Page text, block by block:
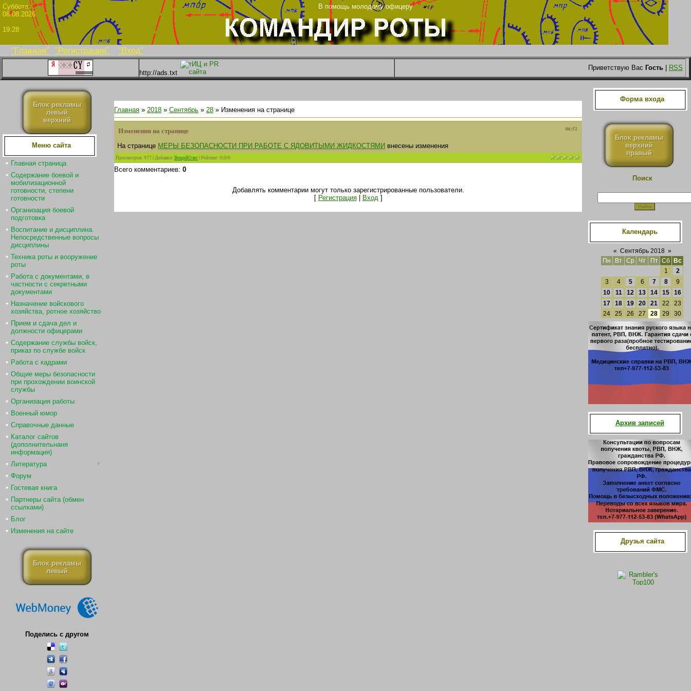
"Главная" "Регистрация" "Вход"
Суббота
В помощь молодому офицеру
08.08.2026
19:28
http://ads.txt
Приветствую Вас Гость RSS
Блок рекламы
левый
верхний
Меню сайта
Главная страница
Содержание боевой и
мобилизационной
готовности, степени
готовности
Организация боевой
подготовка
Воспитание и дисциплина.
Непосредственные вопросы
дисциплины
Техника роты и вооружение
роты
Работа с документами, в
частности с секретными
документами
Назначение войскового
хозяйства, ротное хозяйство
Прием и сдача дел и
должности офицерами
Содержание службы войск,
приказ по службе войск
Работа с кадрами
Общие меры безопасности
при прохождении воинской
службы
Организация работы
Военный юмор
Справочные данные
Каталог сайтов
(дополнительнаня
информация)
Литература
Форум
Гостевая книга
Партнеры сайта (обмен
ссылками)
Блог
Изменения на сайте
Блок рекламы
левый
Поделись с другом
Главная » 2018 » Сентябрь » 28 » Изменения на странице
06:52
Изменения на странице
На странице МЕРЫ БЕЗОПАСНОСТИ ПРИ РАБОТЕ С ЯДОВИТЫМИ ЖИДКОСТЯМИ внесены изменения
Просмотров: 977 |Добавил: ВещийОлег|Рейтинг: 0.0/0
Всего комментариев: 0
Добавлять комментарии могут только зарегистрированные пользователи.
[ Регистрация| Вход]
Форма входа
Блок рекламы
верхний
правый
Поиск
Календарь
« Сентябрь 2018 »
Пн
Вт Ср Чт Пт Сб
Вс
1
2
3
4 5 6 7 8
9
10
11 12 13 14 15
16
17
18 19 20 21 22
23
24
25 26 27 28 29 30
Архив записей
Друзья сайта